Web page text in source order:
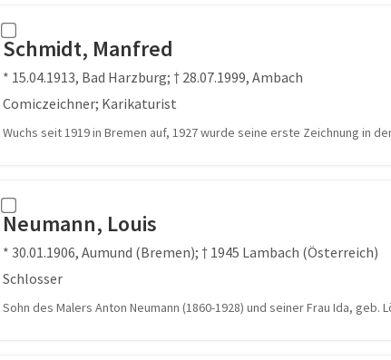
Schmidt, Manfred
* 15.04.1913, Bad Harzburg; † 28.07.1999, Ambach
Comiczeichner; Karikaturist
Wuchs seit 1919 in Bremen auf, 1927 wurde seine erste Zeichnung in
Neumann, Louis
* 30.01.1906, Aumund (Bremen); † 1945 Lambach (Österreich)
Schlosser
Sohn des Malers Anton Neumann (1860-1928) und seiner Frau Ida,